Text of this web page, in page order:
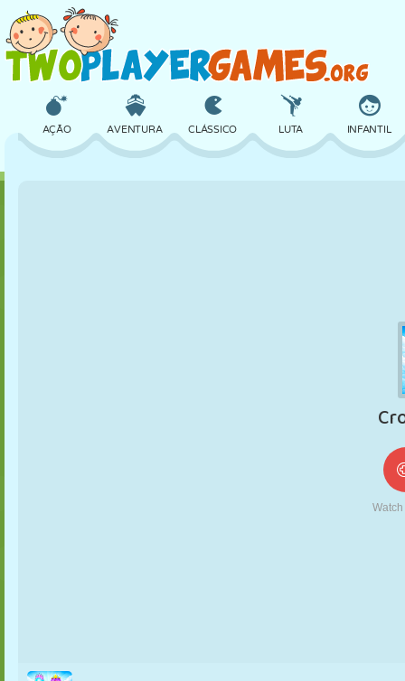
AÇÃO AVENTURA CLÁSSICO LUTA INFANTIL
ROBÔ
VELHA